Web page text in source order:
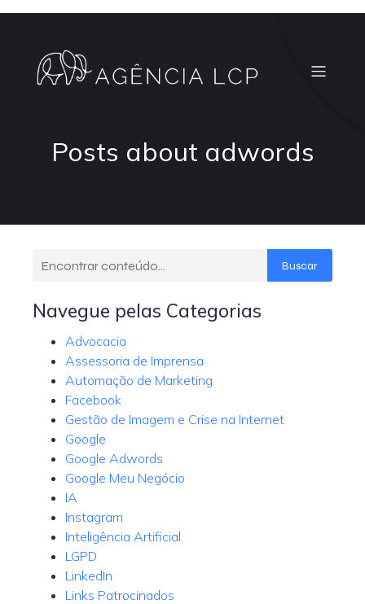
Posts about adwords
Buscar
Navegue pelas Categorias
Advocacia
Assessoria de Imprensa
Automação de Marketing
Facebook
Gestão de Imagem e Crise na Internet
Google
Google Adwords
Google Meu Negócio
IA
Instagram
Inteligência Artificial
LGPD
LinkedIn
Links Patrocinados